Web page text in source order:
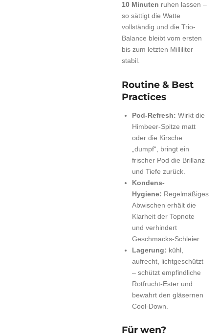
10 Minuten ruhen lassen –
so sättigt die Watte
vollständig und die Trio-
Balance bleibt vom ersten
bis zum letzten Milliliter
stabil.
Routine & Best
Practices
Pod-Refresh: Wirkt die
Himbeer-Spitze matt
oder die Kirsche
„dumpf“, bringt ein
frischer Pod die Brillanz
und Tiefe zurück.
Kondens-
Hygiene: Regelmäßiges
Abwischen erhält die
Klarheit der Topnote
und verhindert
Geschmacks-Schleier.
Lagerung: kühl,
aufrecht, lichtgeschützt
– schützt empfindliche
Rotfrucht-Ester und
bewahrt den gläsernen
Cool-Down.
Für wen?